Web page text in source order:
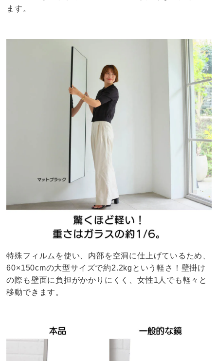
ます。
特殊フィルムを使い、内部を空洞に仕上げているため、
60×150cmの大型サイズで約2.2kgという軽さ！壁掛け
の際も壁面に負担がかかりにくく、女性1人でも軽々と
移動できます。